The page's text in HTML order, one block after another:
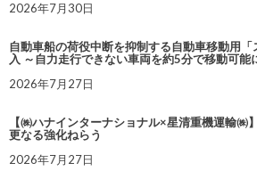
2026年7月30日
自動車船の荷役中断を抑制する自動車移動用
入 ～自力走行できない車両を約5分で移動可能
2026年7月27日
【㈱ハナインターナショナル×星清重機運輸㈱
更なる強化ねらう
2026年7月27日